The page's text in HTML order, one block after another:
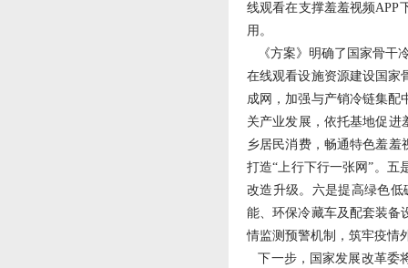
线观看在支撑羞羞视频APP
用。
《方案》明确了国家骨干
在线观看设施资源建设国家
成网，加强与产销冷链集配
关产业发展，依托基地促进
乡居民消费，畅通特色羞
打造“上行下行一张网”。五
改造升级。六是提高绿色
能、环保冷藏车及配套装备
情监测预警机制，筑牢疫情
下一步，国家发展改革委